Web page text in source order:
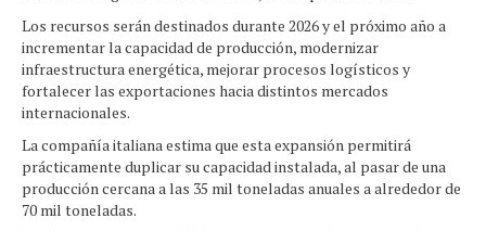
Los recursos serán destinados durante 2026 y el próximo año a
incrementar la capacidad de producción, modernizar
infraestructura energética, mejorar procesos logísticos y
fortalecer las exportaciones hacia distintos mercados
internacionales.
La compañía italiana estima que esta expansión permitirá
prácticamente duplicar su capacidad instalada, al pasar de una
producción cercana a las 35 mil toneladas anuales a alrededor de
70 mil toneladas.